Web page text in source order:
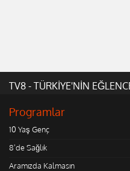
TV8 - TÜRKİYE'NİN
Programlar
10 Yaş Genç
8'de Sağlık
Aramızda Kalmasın